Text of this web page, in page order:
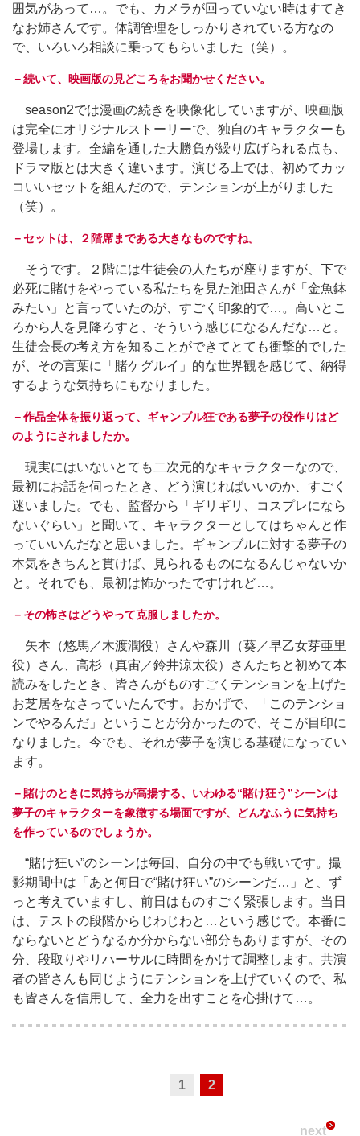
囲気があって…。でも、カメラが回っていない時はすてき
なお姉さんです。体調管理をしっかりされている方なの
で、いろいろ相談に乗ってもらいました（笑）。
－続いて、映画版の見どころをお聞かせください。
season2では漫画の続きを映像化していますが、映画版
は完全にオリジナルストーリーで、独自のキャラクターも
登場します。全編を通した大勝負が繰り広げられる点も、
ドラマ版とは大きく違います。演じる上では、初めてカッ
コいいセットを組んだので、テンションが上がりました
（笑）。
－セットは、２階席まである大きなものですね。
そうです。２階には生徒会の人たちが座りますが、下で
必死に賭けをやっている私たちを見た池田さんが「金魚鉢
みたい」と言っていたのが、すごく印象的で…。高いとこ
ろから人を見降ろすと、そういう感じになるんだな…と。
生徒会長の考え方を知ることができてとても衝撃的でした
が、その言葉に「賭ケグルイ」的な世界観を感じて、納得
するような気持ちにもなりました。
－作品全体を振り返って、ギャンブル狂である夢子の役作りはど
のようにされましたか。
現実にはいないとても二次元的なキャラクターなので、
最初にお話を伺ったとき、どう演じればいいのか、すごく
迷いました。でも、監督から「ギリギリ、コスプレになら
ないぐらい」と聞いて、キャラクターとしてはちゃんと作
っていいんだなと思いました。ギャンブルに対する夢子の
本気をきちんと貫けば、見られるものになるんじゃないか
と。それでも、最初は怖かったですけれど…。
－その怖さはどうやって克服しましたか。
矢本（悠馬／木渡潤役）さんや森川（葵／早乙女芽亜里
役）さん、高杉（真宙／鈴井涼太役）さんたちと初めて本
読みをしたとき、皆さんがものすごくテンションを上げた
お芝居をなさっていたんです。おかげで、「このテンショ
ンでやるんだ」ということが分かったので、そこが目印に
なりました。今でも、それが夢子を演じる基礎になってい
ます。
－賭けのときに気持ちが高揚する、いわゆる“賭け狂う”シーンは
夢子のキャラクターを象徴する場面ですが、どんなふうに気持ち
を作っているのでしょうか。
“賭け狂い”のシーンは毎回、自分の中でも戦いです。撮
影期間中は「あと何日で“賭け狂い”のシーンだ…」と、ず
っと考えていますし、前日はものすごく緊張します。当日
は、テストの段階からじわじわと…という感じで。本番に
ならないとどうなるか分からない部分もありますが、その
分、段取りやリハーサルに時間をかけて調整します。共演
者の皆さんも同じようにテンションを上げていくので、私
も皆さんを信用して、全力を出すことを心掛けて…。
1 2
next